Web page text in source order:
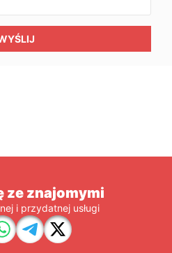
ze znajomymi
i przydatnej usługi